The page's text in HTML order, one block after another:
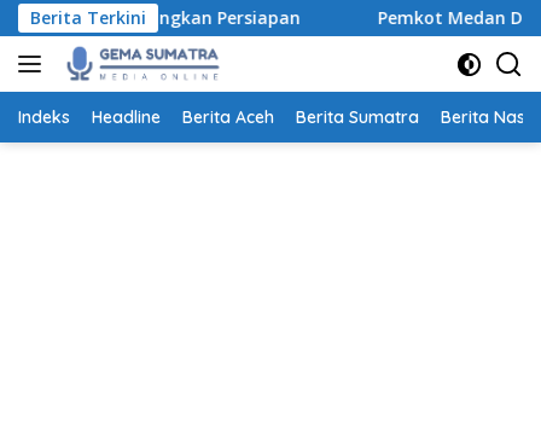
Langsung
ke
konten
Berita Terkini
Persiapan Pemkot Medan Dorong Ayah
Indeks Headline Berita Aceh Berita Sumatra Berita